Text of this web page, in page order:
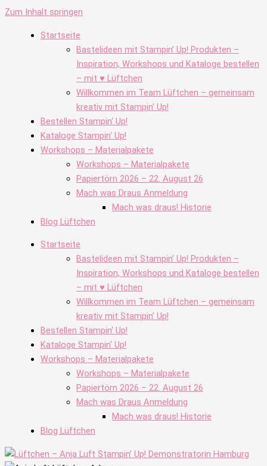
Zum Inhalt springen
Startseite
Bastelideen mit Stampin’ Up! Produkten –
Inspiration, Workshops und Kataloge bestellen
– mit ♥ Lüftchen
Willkommen im Team Lüftchen – gemeinsam
kreativ mit Stampin’ Up!
Bestellen Stampin‘ Up!
Kataloge Stampin‘ Up!
Workshops – Materialpakete
Workshops – Materialpakete
Papiertörn 2026 – 22. August 26
Mach was Draus Anmeldung
Mach was draus! Historie
Blog Lüftchen
Startseite
Bastelideen mit Stampin’ Up! Produkten –
Inspiration, Workshops und Kataloge bestellen
– mit ♥ Lüftchen
Willkommen im Team Lüftchen – gemeinsam
kreativ mit Stampin’ Up!
Bestellen Stampin‘ Up!
Kataloge Stampin‘ Up!
Workshops – Materialpakete
Workshops – Materialpakete
Papiertörn 2026 – 22. August 26
Mach was Draus Anmeldung
Mach was draus! Historie
Blog Lüftchen